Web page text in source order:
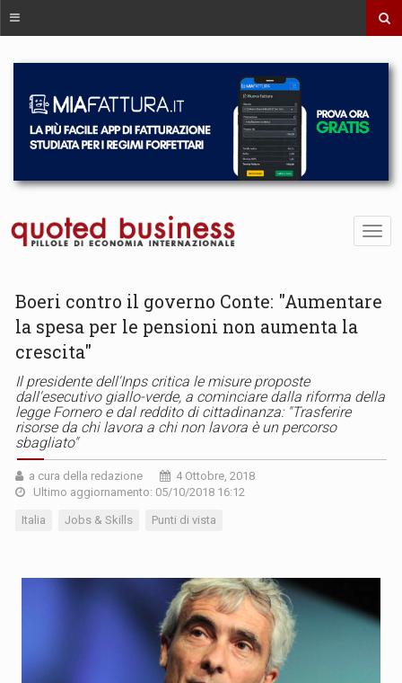
Boeri contro il governo Conte: "Aumentare
la spesa per le pensioni non aumenta la
crescita"
Il presidente dell'Inps critica le misure proposte
dall'esecutivo giallo-verde, a cominciare dalla riforma della
legge Fornero e dal reddito di cittadinanza: "Trasferire
risorse da chi lavora a chi non lavora è un percorso
sbagliato"
a cura della redazione
4 Ottobre, 2018
Ultimo aggiornamento: 05/10/2018 16:12
Italia Jobs & Skills Punti di vista